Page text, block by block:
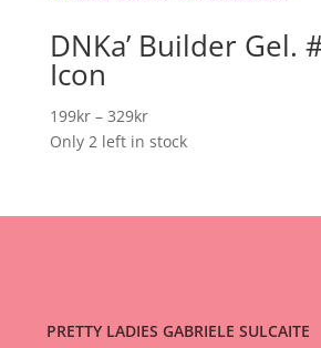
DNKa’ Builder Gel.
Icon
199kr – 329krPrisområde:
199kr
Only 2 left in stock
PRETTY LADIES GABRIELE SULCAITE